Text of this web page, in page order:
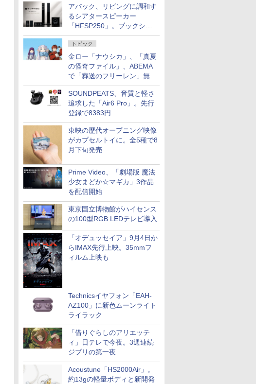
アバック、リビングに調和す
るシアタースピーカー
「HFSP250」。ブックシェ
ルフはペア3万円以下
トピック
金ロー「ナウシカ」、「真夏
の怪奇ファイル」、ABEMA
で「葬送のフリーレン」無料
配信など。夏の特番・配信情
報
SOUNDPEATS、音質と軽さ
追求した「Air6 Pro」。先行
登録で8383円
東映の歴代オープニング映像
がカプセルトイに。全5種で8
月下旬発売
Prime Video、「劇場版 魔法
少女まどか☆マギカ」3作品
を配信開始
東京国立博物館がハイセンス
の100型RGB LEDテレビ導入
「オデュッセイア」9月4日か
らIMAX先行上映。35mmフ
ィルム上映も
Technicsイヤフォン「EAH-
AZ100」に新色ムーンライト
ライラック
「借りぐらしのアリエッテ
ィ」日テレで今夜。3週連続
ジブリの第一夜
Acoustune「HS2000Air」。
約13gの軽量ボディと新開発